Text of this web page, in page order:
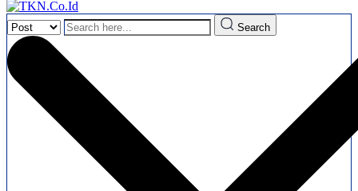
Search